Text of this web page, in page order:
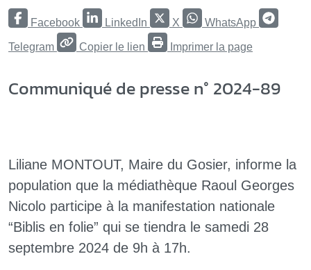
Facebook LinkedIn X WhatsApp
Telegram Copier le lien Imprimer la page
Communiqué de presse n° 2024-89
Liliane MONTOUT, Maire du Gosier, informe la
population que la médiathèque Raoul Georges
Nicolo participe à la manifestation nationale
“Biblis en folie” qui se tiendra le samedi 28
septembre 2024 de 9h à 17h.